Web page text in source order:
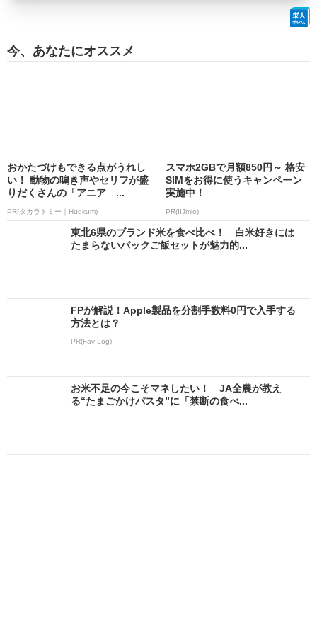
今、あなたにオススメ
おかたづけもできる点がうれし
い！ 動物の鳴き声やセリフが盛
りだくさんの「アニア ...
PR(タカラトミー｜Hugkum)
スマホ2GBで月額850円～ 格安
SIMをお得に使うキャンペーン
実施中！
PR(IIJmio)
東北6県のブランド米を食べ比べ！ 白米好きには
たまらないパックご飯セットが魅力的...
FPが解説！Apple製品を分割手数料0円で入手する
方法とは？
PR(Fav-Log)
お米不足の今こそマネしたい！ JA全農が教え
る“たまごかけパスタ”に「禁断の食べ...